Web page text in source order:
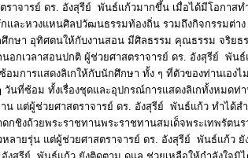
ราจารย์ ดร. อังสุรีย์ พันธ์แก้วมากขึ้น เมื่อได้มีโอกา
กและหวงแหนศิลปวัฒนธรรมท้องถิ่น รวมถึงกิจกรรมต่
กษา อุทิศตนให้กับงานสอน มีศิลธรรม คุณธรรม จริย
กนอกเวลาสอนปกติ ผู้ช่วยศาสตราจารย์ ดร. อังสุรีย์ พั
อมการแสดงลิเกให้กับนักศึกษา ทั้ง ๆ ที่ตัวของท่านเอง
วันที่ซ้อม ทั้งเรื่องชุดและอุปกรณ์การแสดงลิเกทั้งหมด
น แต่ผู้ช่วยศาสตราจารย์ ดร. อังสุรีย์ พันธ์แก้ว ทำได้
ดกชิงถ้วยพระราชทานพระราชทานสมเด็จพระเทพรัต
ลายรุ่น แต่ผู้ช่วยศาสตราจารย์ ดร. อังสุรีย์ พันธ์แก้ว